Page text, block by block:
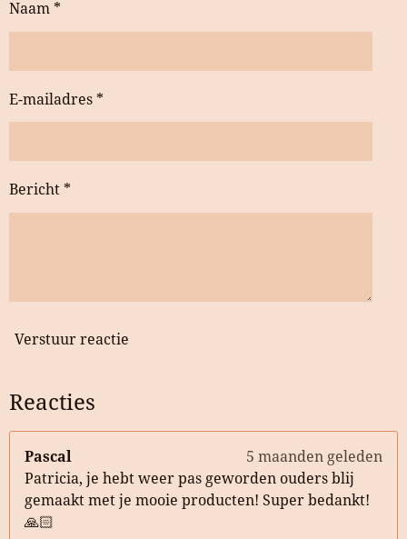
Naam *
E-mailadres *
Bericht *
Verstuur reactie
Reacties
Pascal
5 maanden geleden
Patricia, je hebt weer pas geworden ouders blij
gemaakt met je mooie producten! Super bedankt!
🙏🏻